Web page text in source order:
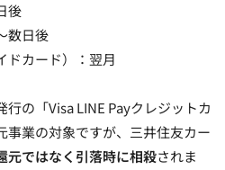
後
数日後
ドカード）：翌月
の「Visa LINE Payクレジットカ
事業の対象ですが、三井住友カー
元ではなく引落時に相殺されま